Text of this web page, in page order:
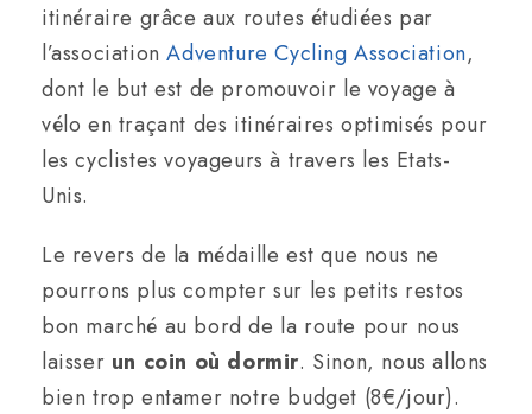
itinéraire grâce aux routes étudiées par
l’associationAdventure Cycling Association,
dont le but est de promouvoir le voyage à
vélo en traçant des itinéraires optimisés pour
les cyclistes voyageurs à travers les Etats-
Unis.
Le revers de la médaille est que nous ne
pourrons plus compter sur les petits restos
bon marché au bord de la route pour nous
laisser un coin où dormir. Sinon, nous allons
bien trop entamer notre budget (8€/jour).